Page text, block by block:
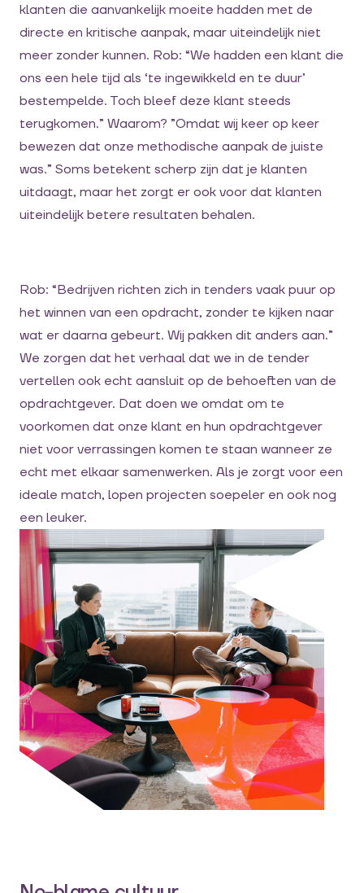
klanten die aanvankelijk moeite hadden met de
directe en kritische aanpak, maar uiteindelijk niet
meer zonder kunnen. Rob: “We hadden een klant die
ons een hele tijd als ‘te ingewikkeld en te duur’
bestempelde. Toch bleef deze klant steeds
terugkomen.” Waarom? ”Omdat wij keer op keer
bewezen dat onze methodische aanpak de juiste
was.” Soms betekent scherp zijn dat je klanten
uitdaagt, maar het zorgt er ook voor dat klanten
uiteindelijk betere resultaten behalen.
Rob: “Bedrijven richten zich in tenders vaak puur op
het winnen van een opdracht, zonder te kijken naar
wat er daarna gebeurt. Wij pakken dit anders aan.”
We zorgen dat het verhaal dat we in de tender
vertellen ook echt aansluit op de behoeften van de
opdrachtgever. Dat doen we omdat om te
voorkomen dat onze klant en hun opdrachtgever
niet voor verrassingen komen te staan wanneer ze
echt met elkaar samenwerken. Als je zorgt voor een
ideale match, lopen projecten soepeler en ook nog
een leuker.